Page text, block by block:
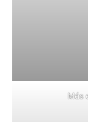
Más